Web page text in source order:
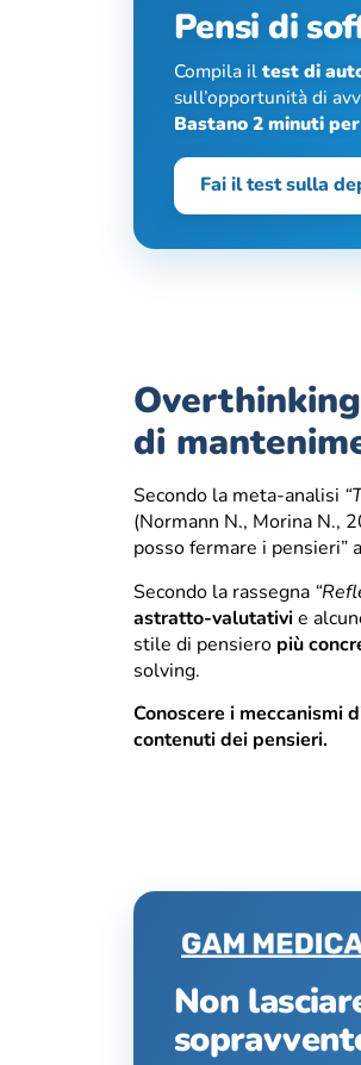
Pensi di
Compila iltest di
sull’opportunità di
Bastano 2 minuti
Fai il test sulla
di
Secondo la meta-analisi
(Normann N., Morina N.,
posso fermare i pensieri”
Secondo la rassegna
astratto-valutativie
stile di pensiero più
solving.
Conoscere i meccanismi
contenuti dei pensieri.
Non